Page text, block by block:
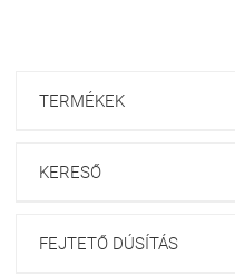
TERMÉKEK
KERESŐ
FEJTETŐ DÚSÍTÁS